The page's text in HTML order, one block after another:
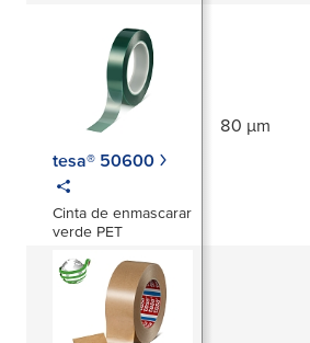
pintura en spray con
secado en horno
posterior hasta 120
tesa® 50600
Cinta de enmascarar
verde PET
80 µm